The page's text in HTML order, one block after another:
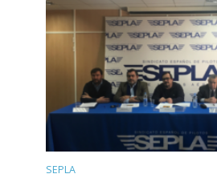
SEPLA